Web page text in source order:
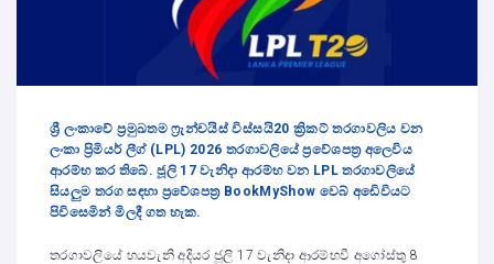
ශ්‍රී ලංකාවේ ප්‍රමුඛතම ෆ්‍රැන්චයිස් විස්සයි20 ක්‍රිකට් තරගාවලිය වන
ලංකා ප්‍රිමියර් ලීග් (LPL) 2026 තරගාවලියේ ප්‍රවේශපත්‍ර අලෙවිය
ආරම්භ කර තිබේ. ජූලි 17 වැනිදා ආරම්භ වන LPL තරගාවලියේ
සියලුම තරග සඳහා ප්‍රවේශපත්‍ර BookMyShow වෙබ් අඩෙිවියට
පිවිසෙමින් මිලදී ගත හැක.
තරගාවලියේ හයවැනි අදියර ජූලි 17 වැනිදා ආරම්භවී අගෝස්තු 8